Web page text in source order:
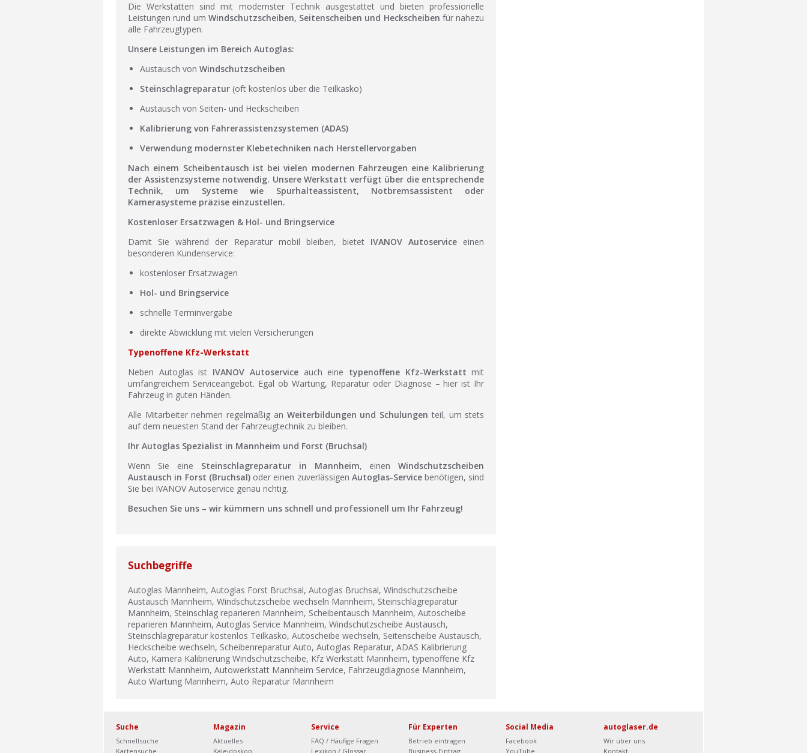
Die Werkstätten sind mit modernster Technik ausgestattet und bieten professionelle
Leistungen rund um Windschutzscheiben, Seitenscheiben und Heckscheiben für nahezu
alle Fahrzeugtypen.
Unsere Leistungen im Bereich Autoglas:
Austausch von Windschutzscheiben
Steinschlagreparatur (oft kostenlos über die Teilkasko)
Austausch von Seiten- und Heckscheiben
Kalibrierung von Fahrerassistenzsystemen (ADAS)
Verwendung modernster Klebetechniken nach Herstellervorgaben
Nach einem Scheibentausch ist bei vielen modernen Fahrzeugen eine Kalibrierung
der Assistenzsystemenotwendig. Unsere Werkstatt verfügt über die entsprechende
Technik, um Systeme wie Spurhalteassistent, Notbremsassistent oder
Kamerasysteme präzise einzustellen.
Kostenloser Ersatzwagen & Hol- und Bringservice
Damit Sie während der Reparatur mobil bleiben, bietet IVANOV Autoservice einen
besonderen Kundenservice:
kostenloser Ersatzwagen
Hol- und Bringservice
schnelle Terminvergabe
direkte Abwicklung mit vielen Versicherungen
Typenoffene Kfz-Werkstatt
Neben Autoglas ist IVANOV Autoserviceauch eine typenoffene Kfz-Werkstatt mit
umfangreichem Serviceangebot. Egal ob Wartung, Reparatur oder Diagnose – hier ist Ihr
Fahrzeug in guten Händen.
Alle Mitarbeiter nehmen regelmäßig an Weiterbildungen und Schulungen teil, um stets
auf dem neuesten Stand der Fahrzeugtechnik zu bleiben.
Ihr Autoglas Spezialist in Mannheim und Forst (Bruchsal)
Wenn Sie eine Steinschlagreparatur in Mannheim, einenWindschutzscheiben
Austausch in Forst (Bruchsal)oder einen zuverlässigen Autoglas-Servicebenötigen, sind
Sie bei IVANOV Autoservice genau richtig.
Besuchen Sie uns – wir kümmern uns schnell und professionell um Ihr Fahrzeug!
Suchbegriffe
Autoglas Mannheim, Autoglas Forst Bruchsal, Autoglas Bruchsal, Windschutzscheibe
Austausch Mannheim, Windschutzscheibe wechseln Mannheim, Steinschlagreparatur
Mannheim, Steinschlag reparieren Mannheim, Scheibentausch Mannheim, Autoscheibe
reparieren Mannheim, Autoglas Service Mannheim, Windschutzscheibe Austausch,
Steinschlagreparatur kostenlos Teilkasko, Autoscheibe wechseln, Seitenscheibe Austausch,
Heckscheibe wechseln, Scheibenreparatur Auto, Autoglas Reparatur, ADAS Kalibrierung
Auto, Kamera Kalibrierung Windschutzscheibe, Kfz Werkstatt Mannheim, typenoffene Kfz
Werkstatt Mannheim, Autowerkstatt Mannheim Service, Fahrzeugdiagnose Mannheim,
Auto Wartung Mannheim, Auto Reparatur Mannheim
Suche
Schnellsuche
Kartensuche
Magazin
Aktuelles
Kaleidoskop
Service
FAQ / Häufige Fragen
Lexikon / Glossar
Für Experten
Betrieb eintragen
Business-Eintrag
Social Media
Facebook
YouTube
autoglaser.de
Wir über uns
Kontakt